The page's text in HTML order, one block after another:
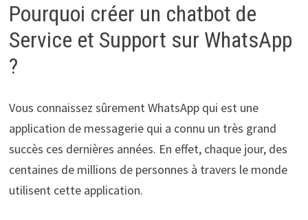
Pourquoi créer un chatbot de
Service et Support sur WhatsApp
?
Vous connaissez sûrement WhatsApp qui est une
application de messagerie qui a connu un très grand
succès ces dernières années. En effet, chaque jour, des
centaines de millions de personnes à travers le monde
utilisent cette application.